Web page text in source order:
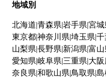
地域別
北海道 青森県 岩手県 宮城
東京都神奈川県 埼玉県 千
山梨県 長野県 新潟県 富山
愛知県 岐阜県 三重県 大
奈良県 和歌山県 鳥取県 島